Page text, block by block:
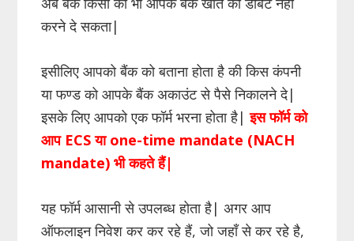
करने दे सकता|
इसीलिए आपको बैंक को बताना होता है की किस कंपनी
या फण्ड को आपके बैंक अकाउंट से पैसे निकालने दे|
इसके लिए आपको एक फॉर्म भरना होता है|इस फॉर्म को
आप ECS या one-time mandate (NACH
mandate) भी कहते हैं|
यह फॉर्म आसानी से उपलब्ध होता है| अगर आप
ऑफलाइन निवेश कर कर रहे हैं, जो जहाँ से कर रहे है,